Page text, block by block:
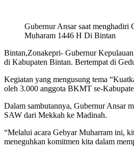
Gubernur Ansar saat menghadiri
Muharam 1446 H Di Bintan
Bintan,Zonakepri- Gubernur
di Kabupaten Bintan. Bertempat di
Kegiatan yang mengusung tema
oleh 3.000 anggota BKMT se-
Dalam sambutannya, Gubernur Ansar
SAW dari Mekkah ke Madinah.
“Melalui acara Gebyar Muharram ini,
meneguhkan komitmen kita dalam